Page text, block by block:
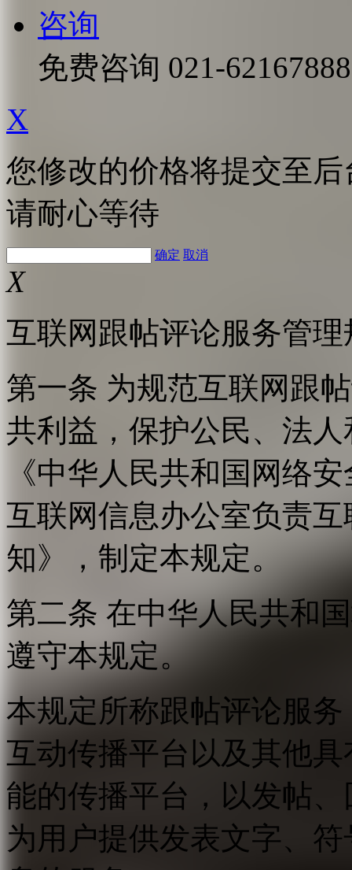
咨询
免费咨询 021-62167888
X
您修改的价格将提交至
请耐心等待
确定 取消
X
互联网跟帖评论服务管理
第一条 为规范互联网跟
共利益，保护公民、法
《中华人民共和国网络
互联网信息办公室负责
知》，制定本规定。
第二条 在中华人民共和
遵守本规定。
本规定所称跟帖评论服
互动传播平台以及其他
能的传播平台，以发帖
为用户提供发表文字、